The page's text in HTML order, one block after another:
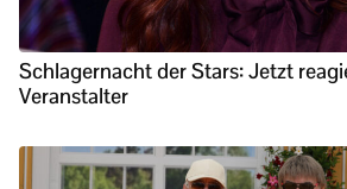
Schlagernacht der Stars: Jetzt
Veranstalter